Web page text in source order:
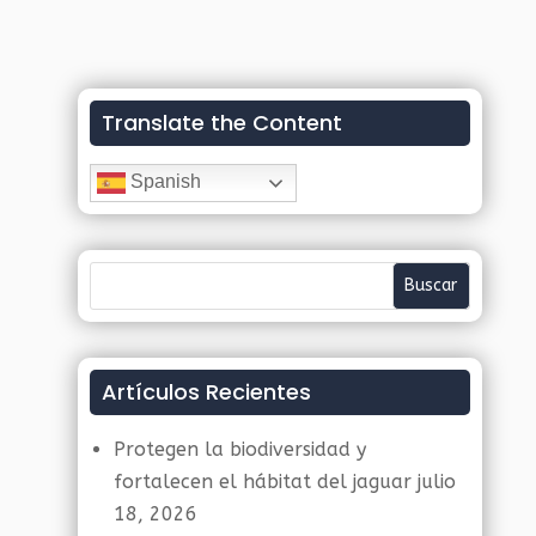
Translate the Content
Spanish
Artículos Recientes
Protegen la biodiversidad y
fortalecen el hábitat del jaguar julio
18, 2026